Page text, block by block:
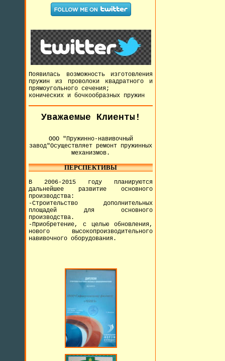
Появилась возможность изготовления
пружин из проволоки квадратного и
прямоугольного сечения;
конических и бочкообразных пружин
Уважаемые Клиенты!
ООО "Пружинно-навивочный
завод"Осуществляет ремонт пружинных
механизмов.
ПЕРСПЕКТИВЫ
В 2006-2015 году планируются
дальнейшее развитие основного
производства:
-Строительство дополнительных
площадей для основного
производства.
-Приобретение, с целью обновления,
нового высокопроизводительного
навивочного оборудования.